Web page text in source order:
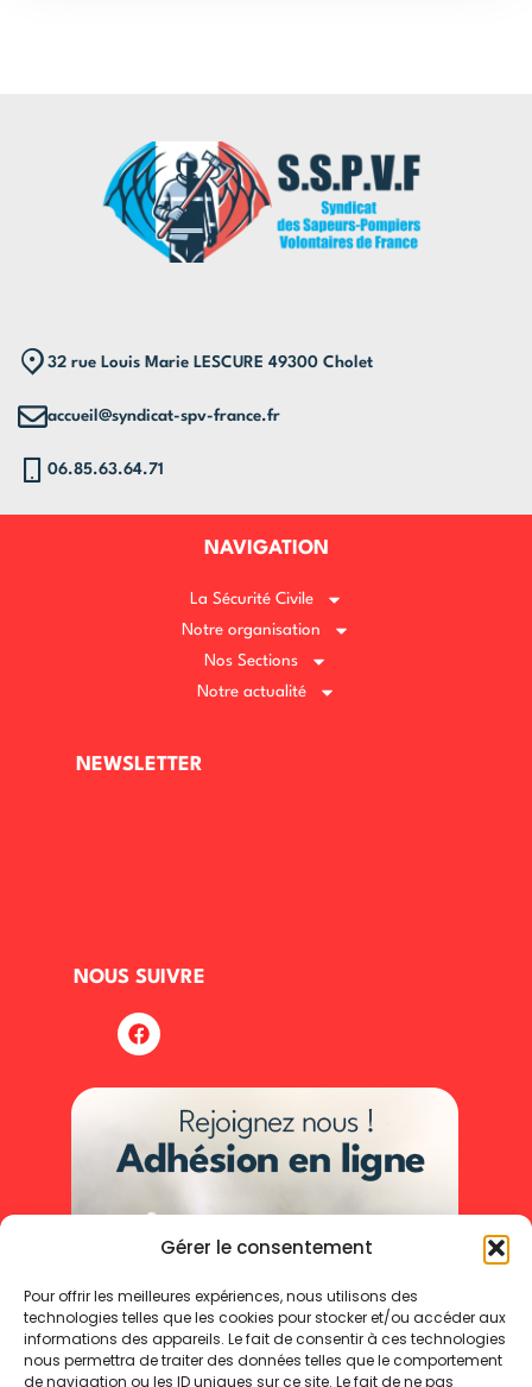
Gérer le consentement
Pour offrir les meilleures expériences, nous utilisons des
technologies telles que les cookies pour stocker et/ou accéder aux
informations des appareils. Le fait de consentir à ces technologies
nous permettra de traiter des données telles que le comportement
de navigation ou les ID uniques sur ce site. Le fait de ne pas
32 rue Louis Marie LESCURE 49300 Cholet
accueil@syndicat-spv-france.fr
06.85.63.64.71
NAVIGATION
La Sécurité Civile
Notre organisation
Nos Sections
Notre actualité
NEWSLETTER
NOUS SUIVRE